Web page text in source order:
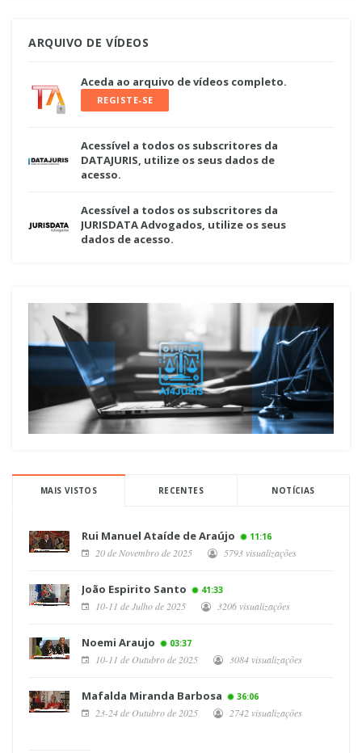
ARQUIVO DE VÍDEOS
Aceda ao arquivo de vídeos completo.
REGISTE-SE
Acessível a todos os subscritores da
DATAJURIS, utilize os seus dados de
acesso.
Acessível a todos os subscritores da
JURISDATA Advogados, utilize os seus
dados de acesso.
MAIS VISTOS RECENTES NOTÍCIAS
Rui Manuel Ataíde de Araújo 11:16
20 de Novembro de 2025 5793 visualizações
João Espirito Santo 41:33
10-11 de Julho de 2025 3206 visualizações
Noemi Araujo 03:37
10-11 de Outubro de 2025 3084 visualizações
Mafalda Miranda Barbosa 36:06
23-24 de Outubro de 2025 2742 visualizações